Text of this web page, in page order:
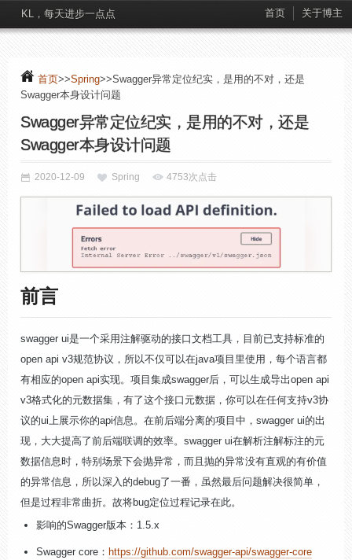
KL，每天进步一点点 首页 关于博主
首页>>Spring>>Swagger异常定位纪实，是用的不对，还是
Swagger本身设计问题
Swagger异常定位纪实，是用的不对，还是
Swagger本身设计问题
2020-12-09 Spring 4753次点击
前言
swagger ui是一个采用注解驱动的接口文档工具，目前已支持标准的
open api v3规范协议，所以不仅可以在java项目里使用，每个语言都
有相应的open api实现。项目集成swagger后，可以生成导出open api
v3格式化的元数据集，有了这个接口元数据，你可以在任何支持v3协
议的ui上展示你的api信息。在前后端分离的项目中，swagger ui的出
现，大大提高了前后端联调的效率。swagger ui在解析注解标注的元
数据信息时，特别场景下会抛异常，而且抛的异常没有直观的有价值
的异常信息，所以深入的debug了一番，虽然最后问题解决很简单，
但是过程非常曲折。故将bug定位过程记录在此。
影响的Swagger版本：1.5.x
Swagger core： https://github.com/swagger-api/swagger-core